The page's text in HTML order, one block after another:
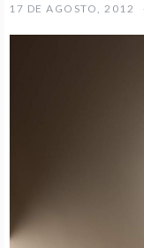
17 DE AGOSTO, 2012